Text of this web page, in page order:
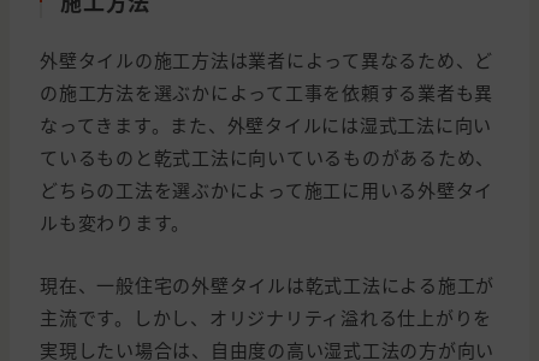
外壁タイルの施工方法は業者によって異なるため、ど
の施工方法を選ぶかによって工事を依頼する業者も異
なってきます。また、外壁タイルには湿式工法に向い
ているものと乾式工法に向いているものがあるため、
どちらの工法を選ぶかによって施工に用いる外壁タイ
ルも変わります。
現在、一般住宅の外壁タイルは乾式工法による施工が
主流です。しかし、オリジナリティ溢れる仕上がりを
実現したい場合は、自由度の高い湿式工法の方が向い